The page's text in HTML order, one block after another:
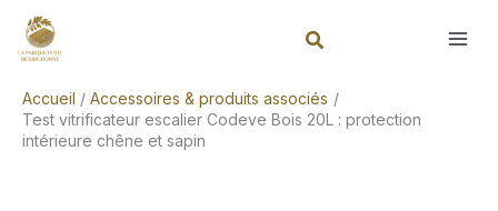
Accueil
Accessoires & produits associés
Test vitrificateur escalier Codeve Bois 20L : protection
intérieure chêne et sapin
Rechercher